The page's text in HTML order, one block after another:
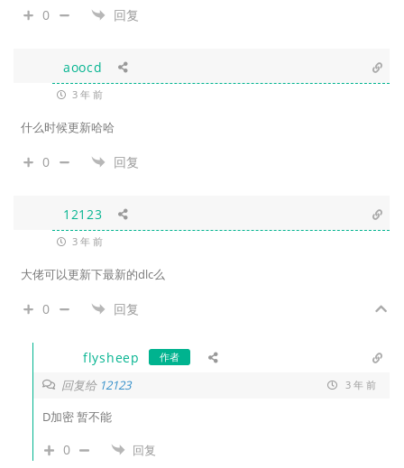
0 回复
aoocd
3 年 前
什么时候更新哈哈
0 回复
12123
3 年 前
大佬可以更新下最新的dlc么
0 回复
flysheep 作者
回复给 12123 3 年 前
D加密 暂不能
0 回复